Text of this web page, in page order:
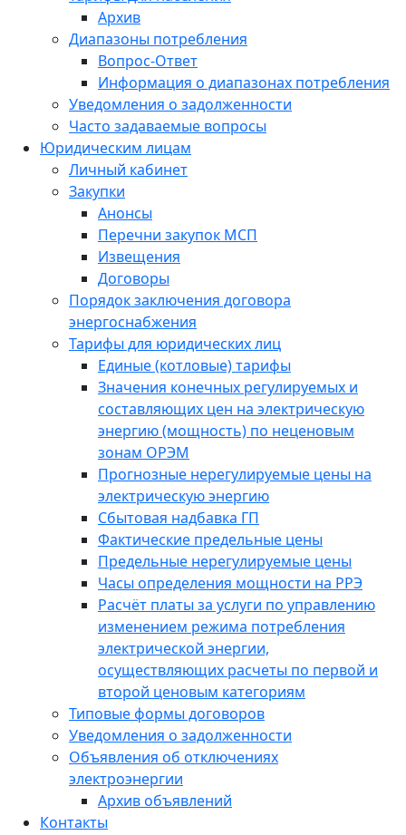
Архив
Диапазоны потребления
Вопрос-Ответ
Информация о диапазонах потребления
Уведомления о задолженности
Часто задаваемые вопросы
Юридическим лицам
Личный кабинет
Закупки
Анонсы
Перечни закупок МСП
Извещения
Договоры
Порядок заключения договора
энергоснабжения
Тарифы для юридических лиц
Единые (котловые) тарифы
Значения конечных регулируемых и
составляющих цен на электрическую
энергию (мощность) по неценовым
зонам ОРЭМ
Прогнозные нерегулируемые цены на
электрическую энергию
Сбытовая надбавка ГП
Фактические предельные цены
Предельные нерегулируемые цены
Часы определения мощности на РРЭ
Расчёт платы за услуги по управлению
изменением режима потребления
электрической энергии,
осуществляющих расчеты по первой и
второй ценовым категориям
Типовые формы договоров
Уведомления о задолженности
Объявления об отключениях
электроэнергии
Архив объявлений
Контакты